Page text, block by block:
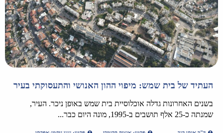
העתיד של בית שמש: מיפוי ההון האנושי והתעסוקתי בעיר
בשנים האחרונות גדלה אוכלוסיית בית שמש באופן ניכר. העיר,
שמנתה כ-25 אלף תושבים ב-1995, מונה היום כבר...